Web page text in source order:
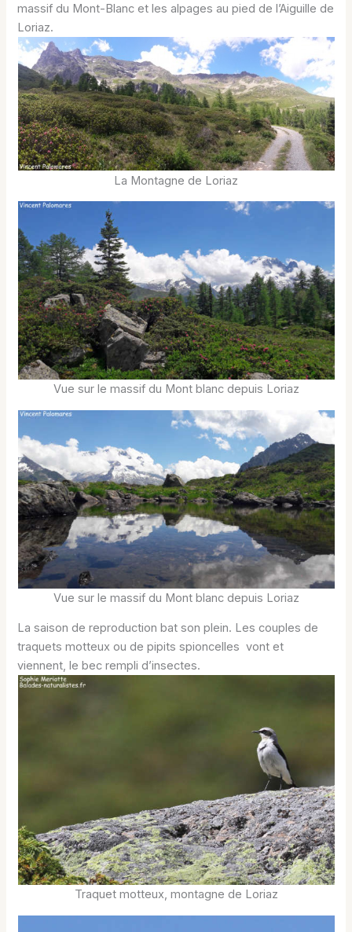
massif du Mont-Blanc et les alpages au pied de l’Aiguille de
Loriaz.
La Montagne de Loriaz
Vue sur le massif du Mont blanc depuis Loriaz
Vue sur le massif du Mont blanc depuis Loriaz
La saison de reproduction bat son plein. Les couples de
traquets motteux ou de pipits spioncelles vont et
viennent, le bec rempli d’insectes.
Traquet motteux, montagne de Loriaz